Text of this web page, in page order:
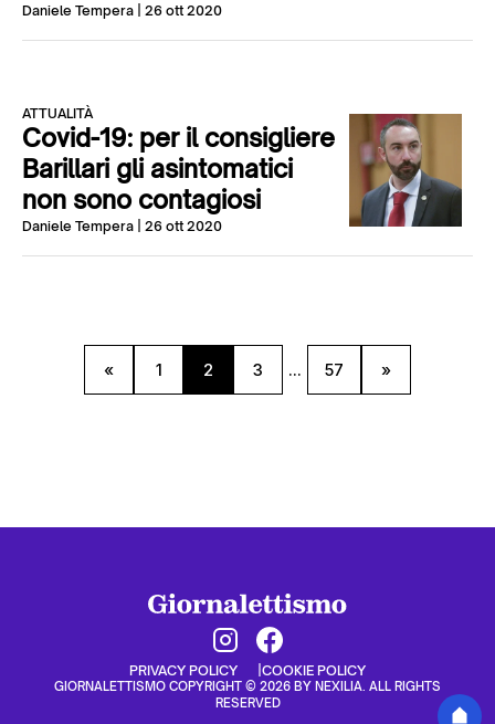
Daniele Tempera | 26 ott 2020
ATTUALITÀ
Covid-19: per il consigliere
Barillari gli asintomatici
non sono contagiosi
Daniele Tempera | 26 ott 2020
« 1 2 3 ... 57 »
PRIVACY POLICY COOKIE POLICY
GIORNALETTISMO COPYRIGHT © 2026 BY NEXILIA. ALL RIGHTS
RESERVED